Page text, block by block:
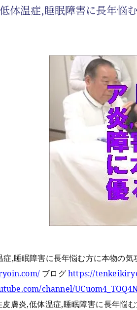
臓の疾患
体温症,睡眠障害に長年悩
症,睡眠障害に長年悩む方に本物の
ブログhttps://
channel/
膚炎,低体温症,睡眠障害に長年悩